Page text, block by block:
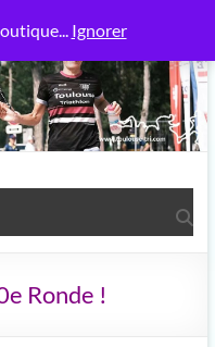
Ignorer
Ronde !